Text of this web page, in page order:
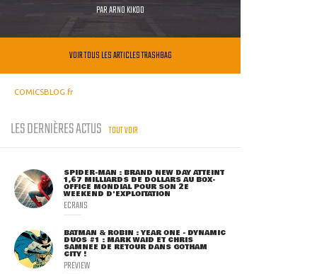
PARARNO KIKOO
VOIR TOUS LES ARTICLES TRASHBAG
COMICSBLOG.fr
LES DERNIÈRES ACTUS TOUT VOIR
SPIDER-MAN : BRAND NEW DAY ATTEINT
1,67 MILLIARDS DE DOLLARS AU BOX-
OFFICE MONDIAL POUR SON 2E
WEEKEND D'EXPLOITATION
ECRANS
BATMAN & ROBIN : YEAR ONE - DYNAMIC
DUOS #1 : MARK WAID ET CHRIS
SAMNEE DE RETOUR DANS GOTHAM
CITY !
PREVIEW